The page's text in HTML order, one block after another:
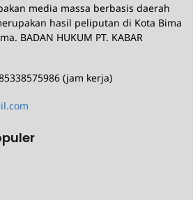
media massa berbasis daerah
hasil peliputan di Kota Bima
BADAN HUKUM PT. KABAR
(jam kerja)